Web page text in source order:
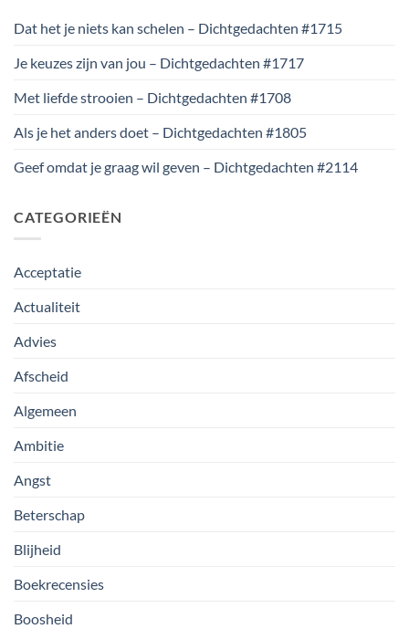
Dat het je niets kan schelen – Dichtgedachten #1715
Je keuzes zijn van jou – Dichtgedachten #1717
Met liefde strooien – Dichtgedachten #1708
Als je het anders doet – Dichtgedachten #1805
Geef omdat je graag wil geven – Dichtgedachten #2114
CATEGORIEËN
Acceptatie
Actualiteit
Advies
Afscheid
Algemeen
Ambitie
Angst
Beterschap
Blijheid
Boekrecensies
Boosheid